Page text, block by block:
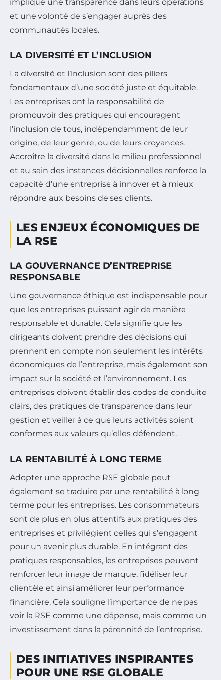
implique une transparence dans leurs opérations
et une volonté de s’engager auprès des
communautés locales.
LA DIVERSITÉ ET L’INCLUSION
La diversité et l’inclusion sont des piliers
fondamentaux d’une société juste et équitable.
Les entreprises ont la responsabilité de
promouvoir des pratiques qui encouragent
l’inclusion de tous, indépendamment de leur
origine, de leur genre, ou de leurs croyances.
Accroître la diversité dans le milieu professionnel
et au sein des instances décisionnelles renforce la
capacité d’une entreprise à innover et à mieux
répondre aux besoins de ses clients.
LES ENJEUX ÉCONOMIQUES DE
LA RSE
LA GOUVERNANCE D’ENTREPRISE
RESPONSABLE
Une gouvernance éthique est indispensable pour
que les entreprises puissent agir de manière
responsable et durable. Cela signifie que les
dirigeants doivent prendre des décisions qui
prennent en compte non seulement les intérêts
économiques de l’entreprise, mais également son
impact sur la société et l’environnement. Les
entreprises doivent établir des codes de conduite
clairs, des pratiques de transparence dans leur
gestion et veiller à ce que leurs activités soient
conformes aux valeurs qu’elles défendent.
LA RENTABILITÉ À LONG TERME
Adopter une approche RSE globale peut
également se traduire par une rentabilité à long
terme pour les entreprises. Les consommateurs
sont de plus en plus attentifs aux pratiques des
entreprises et privilégient celles qui s’engagent
pour un avenir plus durable. En intégrant des
pratiques responsables, les entreprises peuvent
renforcer leur image de marque, fidéliser leur
clientèle et ainsi améliorer leur performance
financière. Cela souligne l’importance de ne pas
voir la RSE comme une dépense, mais comme un
investissement dans la pérennité de l’entreprise.
DES INITIATIVES INSPIRANTES
POUR UNE RSE GLOBALE